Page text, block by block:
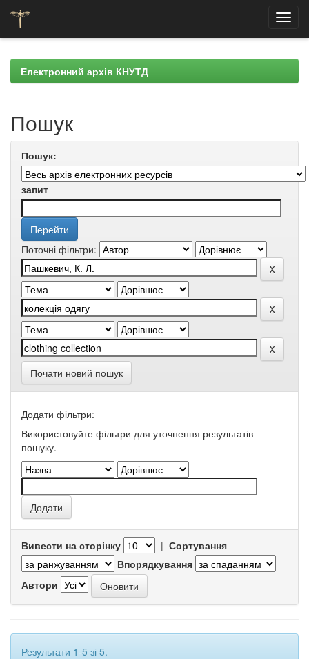
navigationЕлектронний архів КНУТД
Пошук
Пошук:
запит
Поточні фільтри:
Почати новий пошук
Додати фільтри:
Використовуйте фільтри для уточнення результатів
пошуку.
Вивести на сторінку | Сортування
Впорядкування
Автори
Результати 1-5 зі 5.